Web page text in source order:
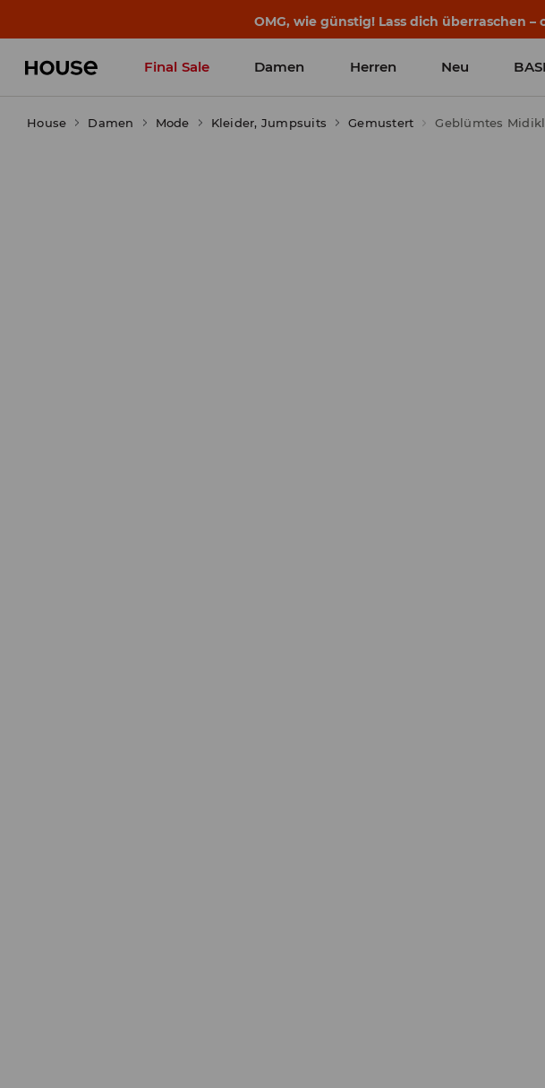
OMG, wie günstig! Lass dich überraschen
Final Sale Damen Herren Neu
House Damen Mode Kleider, Jumpsuits Gemustert Geblümtes